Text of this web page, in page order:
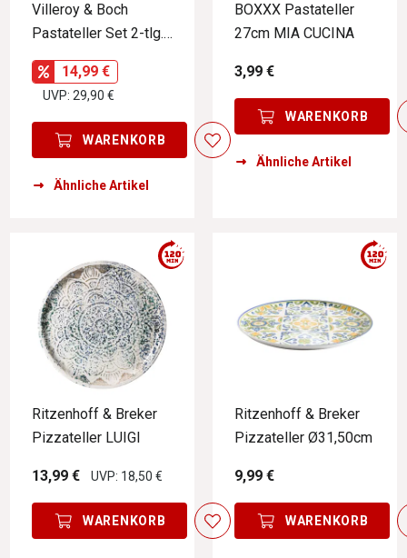
Villeroy & Boch
Pastateller Set 2-tlg.
VAPIANO
14,99 €
UVP: 29,90 €
WARENKORB
Ähnliche Artikel
BOXXX Pastateller
27cm MIA CUCINA
3,99 €
WARENKORB
Ähnliche Artikel
Ritzenhoff & Breker
Pizzateller LUIGI
13,99 € UVP: 18,50 €
WARENKORB
Ritzenhoff & Breker
Pizzateller Ø31,50cm
9,99 €
WARENKORB